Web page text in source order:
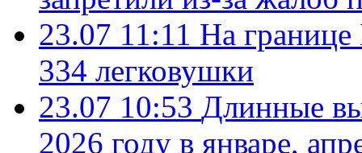
23.07 11:11 На границе
334 легковушки
23.07 10:53 Длинные
2026 году в январе,